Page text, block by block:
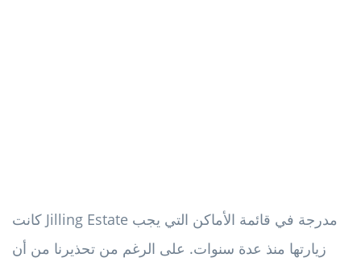
كانت Jilling Estate مدرجة في قائمة الأماكن التي يجب
زيارتها منذ عدة سنوات. على الرغم من تحذيرنا من أن